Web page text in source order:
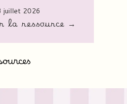
juillet 2026
la ressource →